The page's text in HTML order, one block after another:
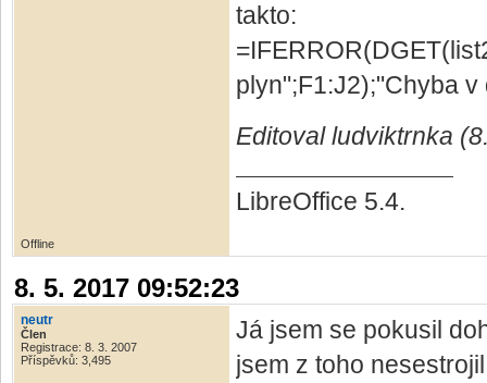
takto:
plyn";F1:J2);"Chyba v
Editoval ludviktrnka
LibreOffice 5.4.
Offline
8. 5. 2017 09:52:23
neutr
Člen
Registrace: 8. 3. 2007
Příspěvků: 3,495
Já jsem se pokusil
jsem z toho